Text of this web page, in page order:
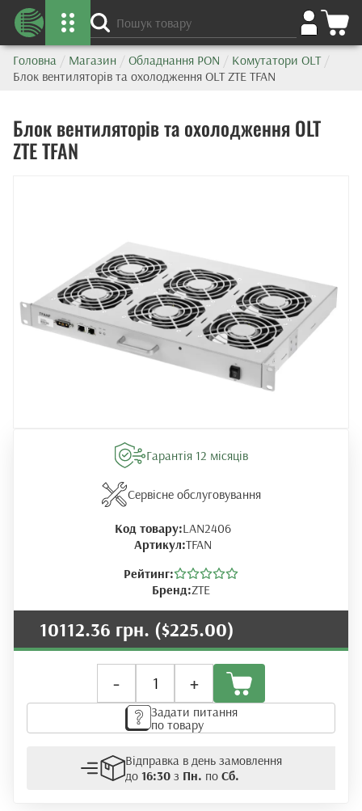
Головна / Магазин / Обладнання PON / Комутатори OLT /
Блок вентиляторів та охолодження OLT ZTE TFAN
Блок вентиляторів та охолодження OLT
ZTE TFAN
Гарантія 12 місяців
Сервісне обслуговування
Код товару:LAN2406
Артикул:TFAN
Рейтинг:
Бренд:ZTE
10112.36 грн. ($225.00)
-
вентиляторів
та
охолодження
OLT
TFAN
кількість
+
Задати питання
по товару
Відправка в день замовлення
до 16:30з Пн. по Сб.